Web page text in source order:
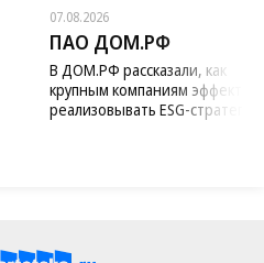
07.08.2026
ПАО ДОМ.РФ
В ДОМ.РФ рассказали, как
крупным компаниям
реализовывать ESG-стратегию